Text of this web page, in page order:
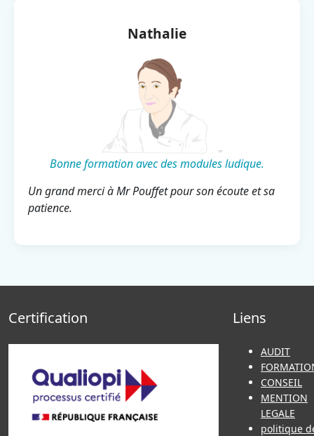
Nathalie
Bonne formation avec des modules ludique.
Un grand merci à Mr Pouffet pour son écoute et sa
patience.
Certification Liens
AUDIT
CONSEIL
MENTION
LEGALE
politique